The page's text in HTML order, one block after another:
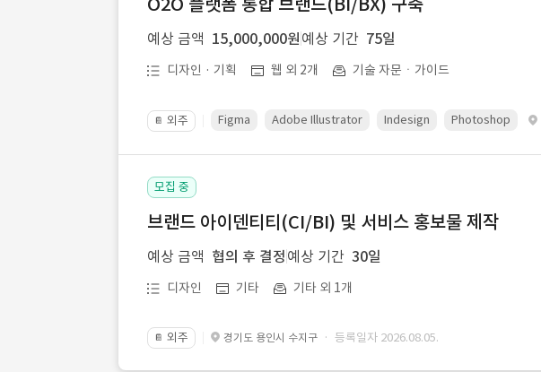
예상 금액 15,000,000원 예상 기간 75일
디자인 · 기획 웹 외 2개 기술 자문ㆍ가이드
📔 외주 Figma Adobe Illustrator Indesign Photoshop
모집 중
브랜드 아이덴티티(CI/BI) 및 서비스 홍보물 제작
예상 금액 협의 후 결정 예상 기간 30일
디자인 기타 기타 외 1개
📔 외주 경기도 용인시 수지구 · 등록일자 2026.08.05.